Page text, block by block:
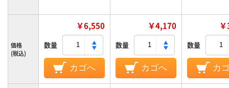
価格
(税込)
￥6,550
数量
カゴへ
￥4,170
数量
カゴへ
数量
カ